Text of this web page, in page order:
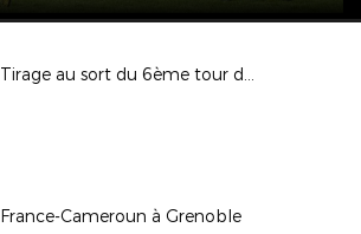
Tirage au sort du 6ème tour de la Coupe de France
France-Cameroun à Grenoble